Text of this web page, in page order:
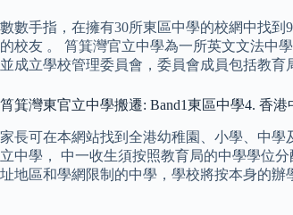
數數手指，在擁有30所東區中學的校網中找
的校友 。 筲箕灣官立中學為一所英文文法中
並成立學校管理委員會，委員會成員包括教育
筲箕灣東官立中學搬遷: Band1東區中學4. 香
家長可在本網站找到全港幼稚園、小學、中
立中學， 中一收生須按照教育局的中學學位
址地區和學網限制的中學，學校將按本身的辦